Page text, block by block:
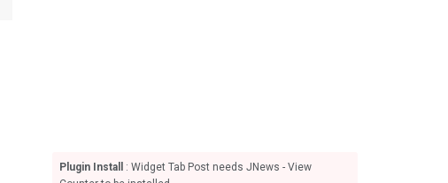
Plugin Install
: Widget Tab Post needs JNews - View